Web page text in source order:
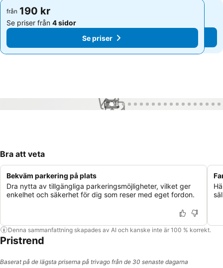
från 190 kr
Se priser från 4 sidor
Se priser
från 190 kr
Se priser från 4 sidor
Se priser
1 / 25
Bra att veta
Bekväm parkering på plats
Dra nytta av tillgängliga parkeringsmöjligheter, vilket ger
enkelhet och säkerhet för dig som reser med eget fordon.
Denna sammanfattning skapades av AI och kanske inte är 100 % korrekt.
Pristrend
Baserat på de lägsta priserna på trivago från de 30 senaste dagarna